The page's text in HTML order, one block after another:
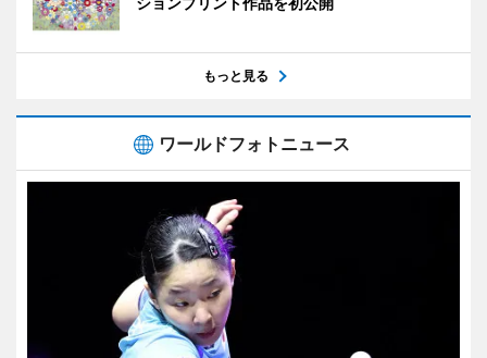
もっと見る
ワールドフォトニュース